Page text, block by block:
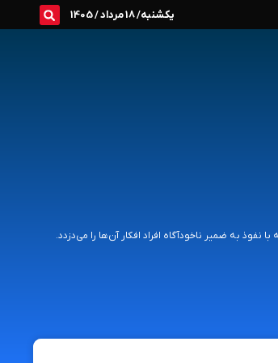
یکشنبه/ 18 مرداد / 1405
به ضمیر ناخودآگاه افراد افکار آن‌ها را می‌دزدد.